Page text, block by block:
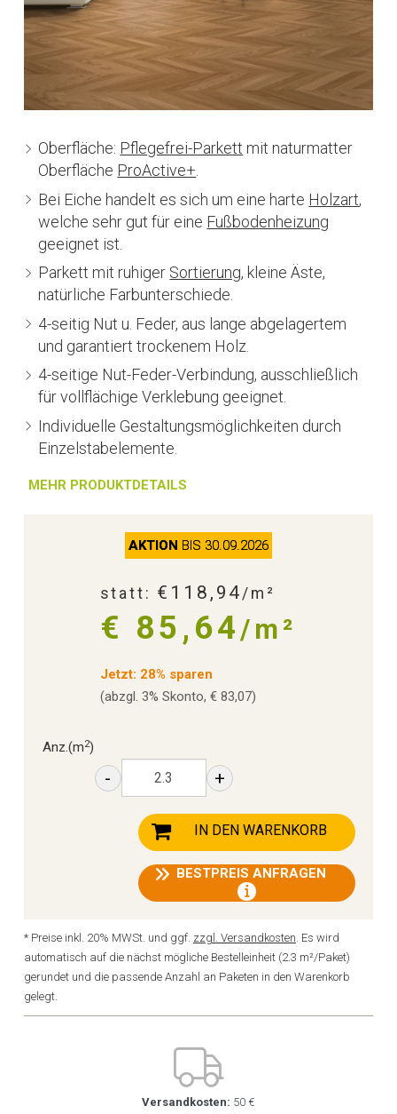
Oberfläche: Pflegefrei-Parkett mit naturmatter
Oberfläche ProActive+.
Bei Eiche handelt es sich um eine harte Holzart,
welche sehr gut für eine Fußbodenheizung
geeignet ist.
Parkett mit ruhiger Sortierung, kleine Äste,
natürliche Farbunterschiede.
4-seitig Nut u. Feder, aus lange abgelagertem
und garantiert trockenem Holz.
4-seitige Nut-Feder-Verbindung, ausschließlich
für vollflächige Verklebung geeignet.
Individuelle Gestaltungsmöglichkeiten durch
Einzelstabelemente.
MEHR PRODUKTDETAILS
AKTION BIS 30.09.2026
statt: €118,94/m²
€ 85,64/m²
Jetzt: 28% sparen
(abzgl. 3% Skonto, € 83,07)
Anz.(m2)
- +
IN DEN WARENKORB
BESTPREIS ANFRAGEN
* Preise inkl. 20% MWSt. und ggf. zzgl. Versandkosten. Es wird
automatisch auf die nächst mögliche Bestelleinheit (2.3 m²/Paket)
gerundet und die passende Anzahl an Paketen in den Warenkorb
gelegt.
Versandkosten: 50 €